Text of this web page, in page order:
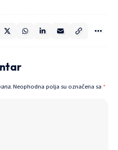
Neophodna polja su označena sa *